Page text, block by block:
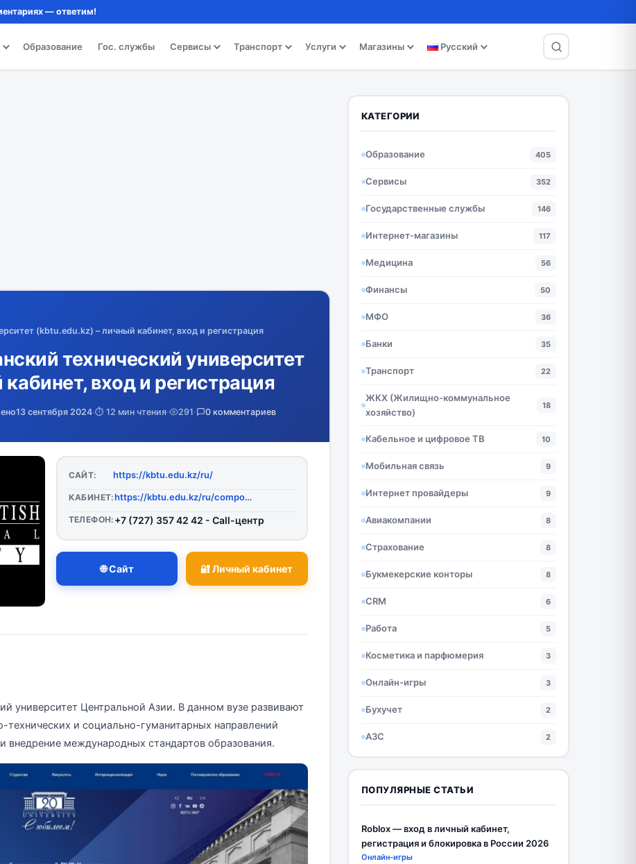
— ответим!
Образование Гос. службы Сервисы Транспорт Услуги Магазины Русский
(kbtu.edu.kz) – личный кабинет, вход и регистрация
технический университет
вход и регистрация
13 сентября 2024·⏱️ 12 мин чтения· 291· 0 комментариев
САЙТ: https://kbtu.edu.kz/ru/
КАБИНЕТ: https://kbtu.edu.kz/ru/component/users/
ТЕЛЕФОН: +7 (727) 357 42 42 - Call-центр
🌐 Сайт 🔐 Личный кабинет
Центральной Азии. В данном вузе развивают
и социально-гуманитарных направлений
внедрение международных стандартов образования.
КАТЕГОРИИ
Образование 405
Сервисы 352
Государственные службы 146
Интернет-магазины 117
Медицина 56
Финансы 50
МФО 36
Банки 35
Транспорт 22
ЖКХ (Жилищно-коммунальное
хозяйство)
18
Кабельное и цифровое ТВ 10
Мобильная связь 9
Интернет провайдеры 9
Авиакомпании 8
Страхование 8
Букмекерские конторы 8
CRM 6
Работа 5
Косметика и парфюмерия 3
Онлайн-игры 3
Бухучет 2
АЗС 2
ПОПУЛЯРНЫЕ СТАТЬИ
Roblox — вход в личный кабинет,
регистрация и блокировка в России 2026
Онлайн-игры